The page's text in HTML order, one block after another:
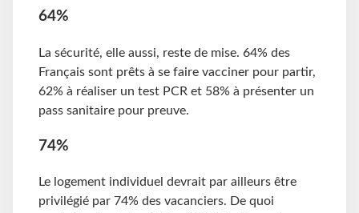
64%
La sécurité, elle aussi, reste de mise. 64% des
Français sont prêts à se faire vacciner pour partir,
62% à réaliser un test PCR et 58% à présenter un
pass sanitaire pour preuve.
74%
Le logement individuel devrait par ailleurs être
privilégié par 74% des vacanciers. De quoi